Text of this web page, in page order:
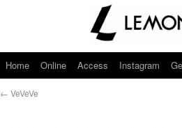
Home Online Access Instagram
← VeVeVe